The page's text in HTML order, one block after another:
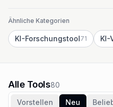
Ähnliche Kategorien
KI-Forschungstool71 KI-
Alle Tools80
Vorstellen
Neu